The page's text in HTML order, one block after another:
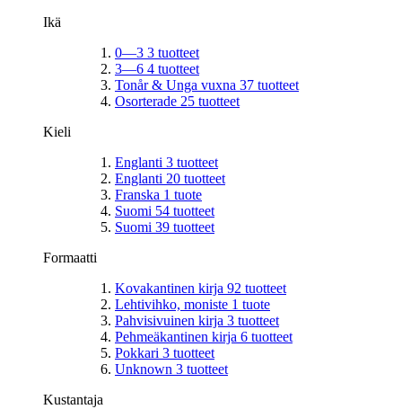
Ikä
0—3 3 tuotteet
3—6 4 tuotteet
Tonår & Unga vuxna 37 tuotteet
Osorterade 25 tuotteet
Kieli
Englanti 3 tuotteet
Englanti 20 tuotteet
Franska 1 tuote
Suomi 54 tuotteet
Suomi 39 tuotteet
Formaatti
Kovakantinen kirja 92 tuotteet
Lehtivihko, moniste 1 tuote
Pahvisivuinen kirja 3 tuotteet
Pehmeäkantinen kirja 6 tuotteet
Pokkari 3 tuotteet
Unknown 3 tuotteet
Kustantaja